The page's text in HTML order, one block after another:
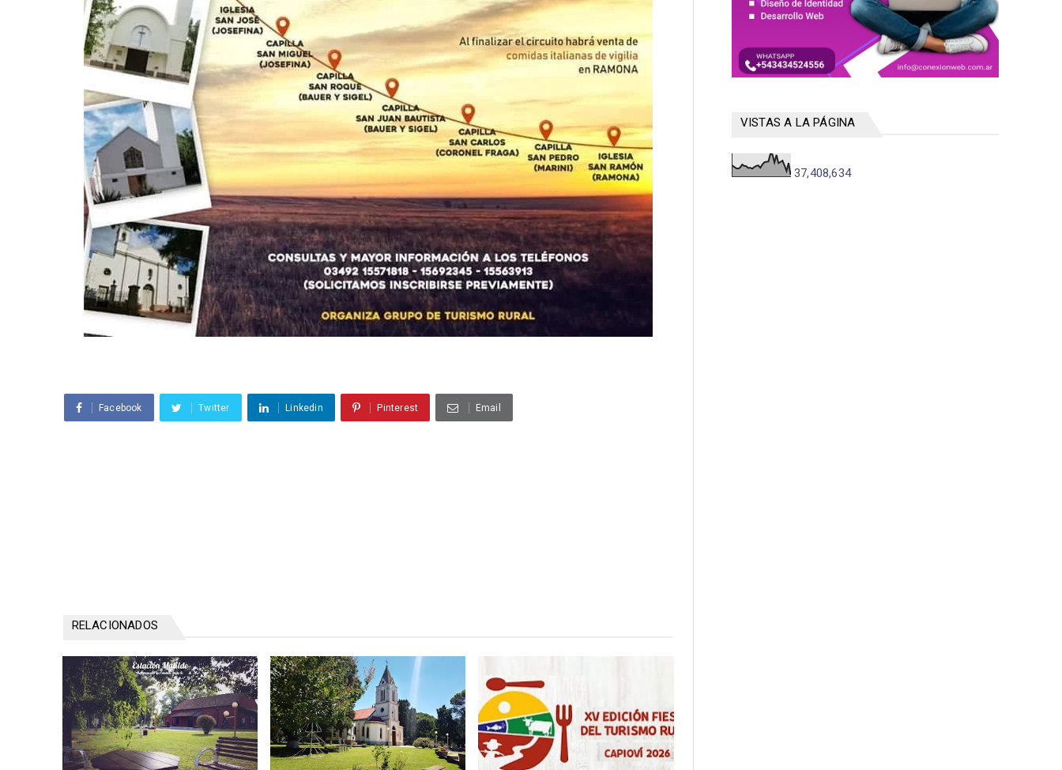
Facebook Twitter Linkedin Pinterest Email
RELACIONADOS
VISTAS A LA PÁGINA
37,408,634